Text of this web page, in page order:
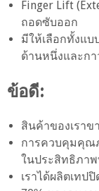
Finger Lift
ถอดซับออก
มีให้เลือกทั้งแบ
ด้านหนึ่งและก
ข้อดี:
สินค้าของเราข
การควบคุมคุณ
ในประสิทธิภา
เราได้ผลิตเทป